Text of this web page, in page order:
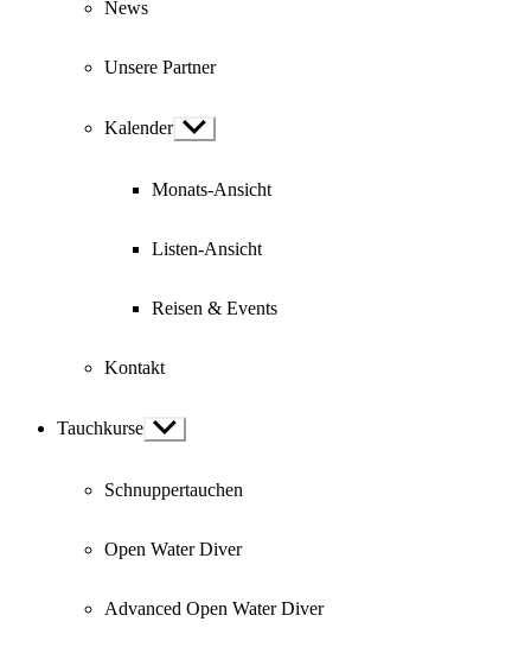
News
Unsere Partner
Kalender Show
sub
Monats-Ansicht
Listen-Ansicht
Reisen & Events
Kontakt
Tauchkurse Show
sub
Schnuppertauchen
Open Water Diver
Advanced Open Water Diver